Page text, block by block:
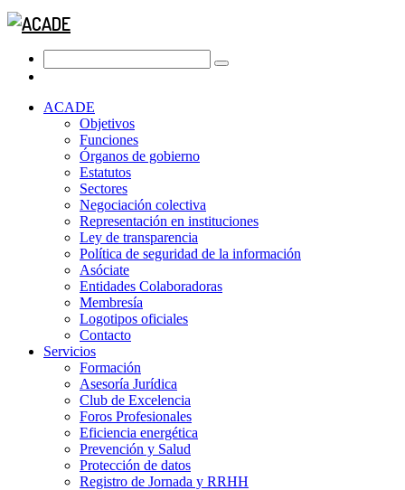
ACADE
Objetivos
Funciones
Órganos de gobierno
Estatutos
Sectores
Negociación colectiva
Representación en instituciones
Ley de transparencia
Política de seguridad de la información
Asóciate
Entidades Colaboradoras
Membresía
Logotipos oficiales
Contacto
Servicios
Formación
Asesoría Jurídica
Club de Excelencia
Foros Profesionales
Eficiencia energética
Prevención y Salud
Protección de datos
Registro de Jornada y RRHH